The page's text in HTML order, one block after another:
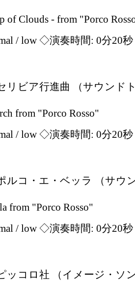
- from "Porco
/ low ◇演奏時間: 0分20
ビア行進曲 （サウンド
"Porco Rosso"
/ low ◇演奏時間: 0分20
コ・エ・ベッラ （サウ
"Porco Rosso"
/ low ◇演奏時間: 0分20
コロ社 （イメージ・ソ